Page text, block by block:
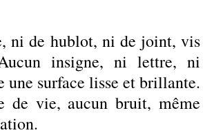
ni de hublot, ni de joint, vis
insigne, ni lettre, ni
une surface lisse et brillante.
de vie, aucun bruit, même